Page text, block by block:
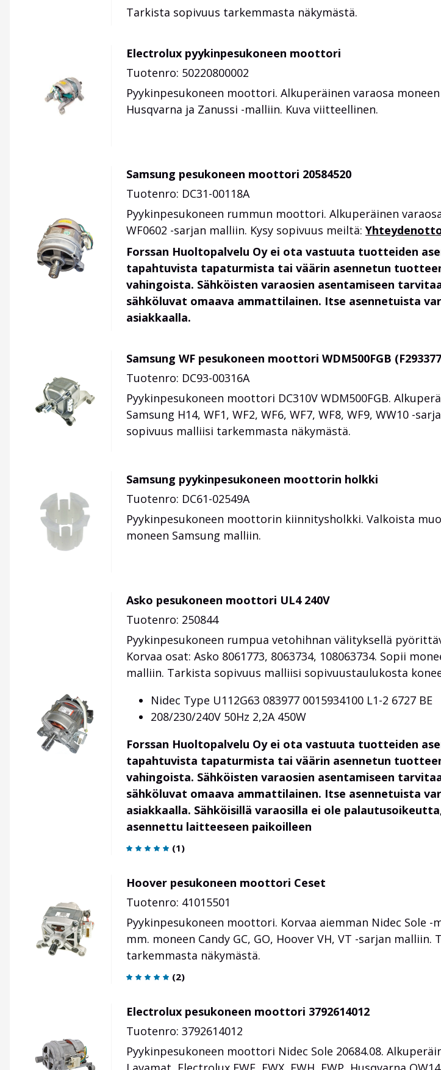
Tarkista sopivuus tarkemmasta näkymästä.
Electrolux pyykinpesukoneen moottori
Tuotenro: 50220800002
Pyykinpesukoneen moottori. Alkuperäinen varaosa
Husqvarna ja Zanussi -malliin. Kuva viitteellinen.
Samsung pesukoneen moottori 20584520
Tuotenro: DC31-00118A
Pyykinpesukoneen rummun moottori. Alkuperäinen
WF0602 -sarjan malliin. Kysy sopivuus meiltä:
Forssan Huoltopalvelu Oy ei ota vastuuta tuotteiden
tapahtuvista tapaturmista tai väärin asennetun
vahingoista. Sähköisten varaosien asentamiseen
sähköluvat omaava ammattilainen. Itse asennetuista
asiakkaalla.
Samsung WF pesukoneen moottori WDM500FGB
Tuotenro: DC93-00316A
Pyykinpesukoneen moottori DC310V WDM500FGB.
Samsung H14, WF1, WF2, WF6, WF7, WF8, WF9, WW10 -
sopivuus malliisi tarkemmasta näkymästä.
Samsung pyykinpesukoneen moottorin holkki
Tuotenro: DC61-02549A
Pyykinpesukoneen moottorin kiinnitysholkki. Valkoista
moneen Samsung malliin.
Asko pesukoneen moottori UL4 240V
Tuotenro: 250844
Pyykinpesukoneen rumpua vetohihnan välityksellä
Korvaa osat: Asko 8061773, 8063734, 108063734. Sopii
malliin. Tarkista sopivuus malliisi sopivuustaulukosta
Nidec Type U112G63 083977 0015934100 L1-2 6727 BE
208/230/240V 50Hz 2,2A 450W
Forssan Huoltopalvelu Oy ei ota vastuuta tuotteiden
tapahtuvista tapaturmista tai väärin asennetun
vahingoista. Sähköisten varaosien asentamiseen
sähköluvat omaava ammattilainen. Itse asennetuista
asiakkaalla. Sähköisillä varaosilla ei ole
asennettu laitteeseen paikoilleen
(1)
Hoover pesukoneen moottori Ceset
Tuotenro: 41015501
Pyykinpesukoneen moottori. Korvaa aiemman Nidec Sole -
mm. moneen Candy GC, GO, Hoover VH, VT -sarjan
tarkemmasta näkymästä.
(2)
Electrolux pesukoneen moottori 3792614012
Tuotenro: 3792614012
Pyykinpesukoneen moottori Nidec Sole 20684.08.